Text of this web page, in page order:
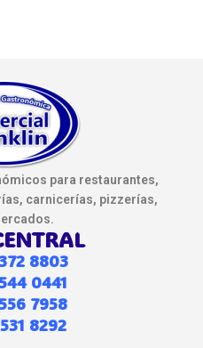
para restaurantes,
carnicerías, pizzerías,
8803
0441
7958
8292